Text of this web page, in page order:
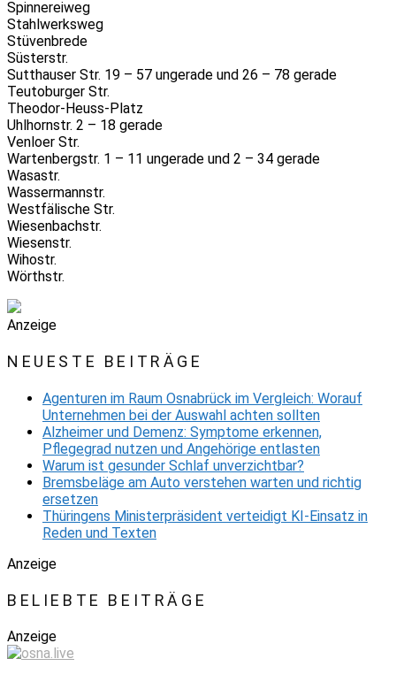
Spinnereiweg
Stahlwerksweg
Stüvenbrede
Süsterstr.
Sutthauser Str. 19 – 57 ungerade und 26 – 78 gerade
Teutoburger Str.
Theodor-Heuss-Platz
Uhlhornstr. 2 – 18 gerade
Venloer Str.
Wartenbergstr. 1 – 11 ungerade und 2 – 34 gerade
Wasastr.
Wassermannstr.
Westfälische Str.
Wiesenbachstr.
Wiesenstr.
Wihostr.
Wörthstr.
Anzeige
NEUESTE BEITRÄGE
Agenturen im Raum Osnabrück im Vergleich: Worauf
Unternehmen bei der Auswahl achten sollten
Alzheimer und Demenz: Symptome erkennen,
Pflegegrad nutzen und Angehörige entlasten
Warum ist gesunder Schlaf unverzichtbar?
Bremsbeläge am Auto verstehen warten und richtig
ersetzen
Thüringens Ministerpräsident verteidigt KI-Einsatz in
Reden und Texten
Anzeige
BELIEBTE BEITRÄGE
Anzeige